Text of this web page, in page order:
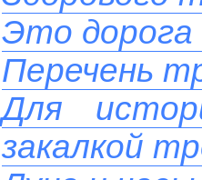
Это дорога
Перечень
Для
закалкой